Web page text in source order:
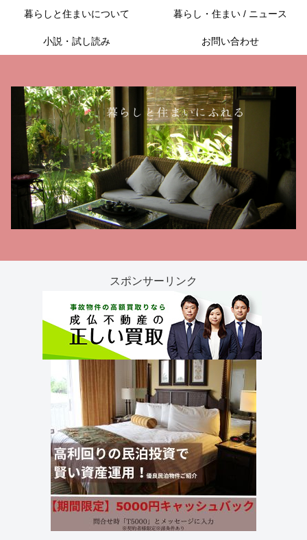
暮らしと住まいについて 暮らし・住まい / ニュース
小説・試し読み お問い合わせ
スポンサーリンク